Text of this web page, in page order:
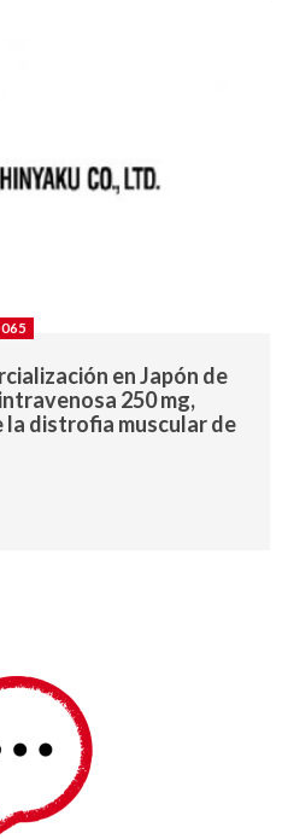
en Japón de
250 mg,
distrofia muscular de